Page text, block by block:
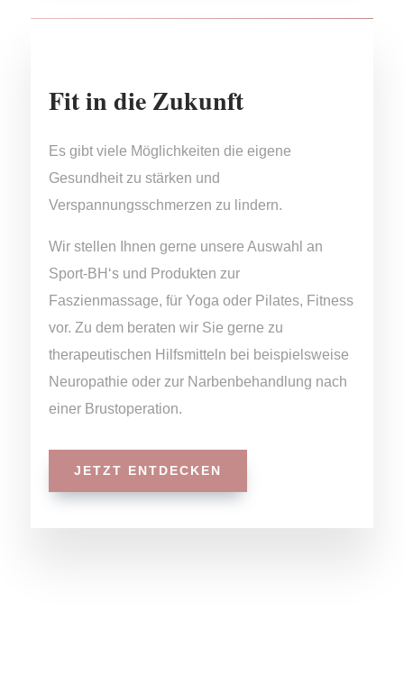
Fit in die Zukunft
Es gibt viele Möglichkeiten die eigene
Gesundheit zu stärken und
Verspannungsschmerzen zu lindern.
Wir stellen Ihnen gerne unsere Auswahl an
Sport-BH‘s und Produkten zur
Faszienmassage, für Yoga oder Pilates, Fitness
vor. Zu dem beraten wir Sie gerne zu
therapeutischen Hilfsmitteln bei beispielsweise
Neuropathie oder zur Narbenbehandlung nach
einer Brustoperation.
JETZT ENTDECKEN